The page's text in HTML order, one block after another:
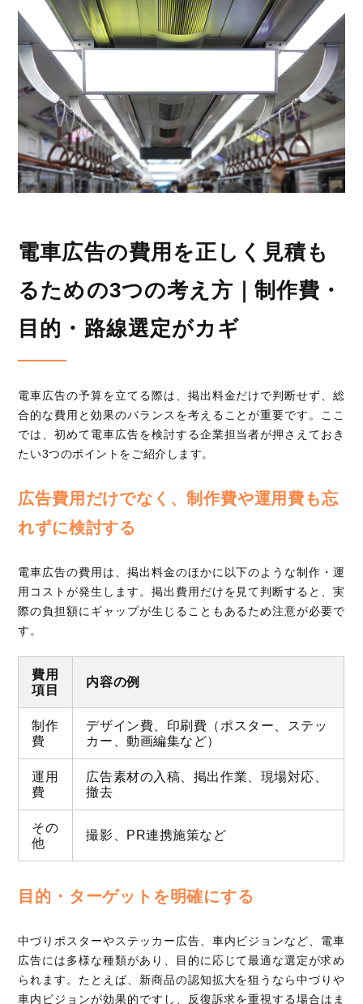
電車広告の費用を正しく見積も
るための3つの考え方｜制作費・
目的・路線選定がカギ
電車広告の予算を立てる際は、掲出料金だけで判断せず、総
合的な費用と効果のバランスを考えることが重要です。ここ
では、初めて電車広告を検討する企業担当者が押さえておき
たい3つのポイントをご紹介します。
広告費用だけでなく、制作費や運用費も忘
れずに検討する
電車広告の費用は、掲出料金のほかに以下のような制作・運
用コストが発生します。掲出費用だけを見て判断すると、実
際の負担額にギャップが生じることもあるため注意が必要で
す。
費用
項目
内容の例
制作
費
デザイン費、印刷費（ポスター、ステッ
カー、動画編集など）
運用
費
広告素材の入稿、掲出作業、現場対応、
撤去
その
他
撮影、PR連携施策など
目的・ターゲットを明確にする
中づりポスターやステッカー広告、車内ビジョンなど、電車
広告には多様な種類があり、目的に応じて最適な選定が求め
られます。たとえば、新商品の認知拡大を狙うなら中づりや
車内ビジョンが効果的ですし、反復訴求を重視する場合はま